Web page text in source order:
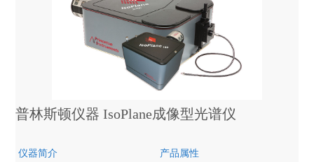
普林斯顿仪器 IsoPlane成像型光谱仪
仪器简介
产品属性